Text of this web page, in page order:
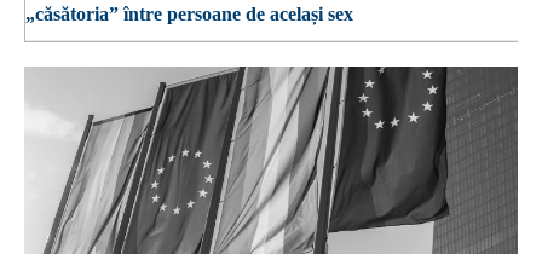
„căsătoria” între persoane de același sex